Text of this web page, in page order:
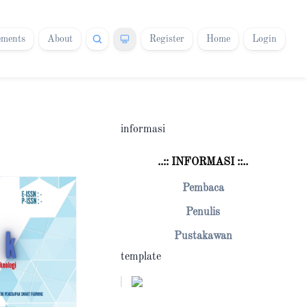
About Register Home Login
informasi
..:: INFORMASI ::..
Pembaca
Penulis
Pustakawan
template